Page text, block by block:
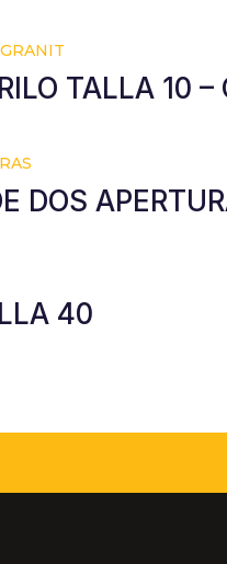
TALLA 10 –
DOS
40